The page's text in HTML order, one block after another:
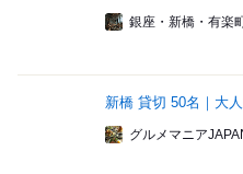
銀座・新橋・有楽
新橋 貸切 50名｜大
グルメマニア